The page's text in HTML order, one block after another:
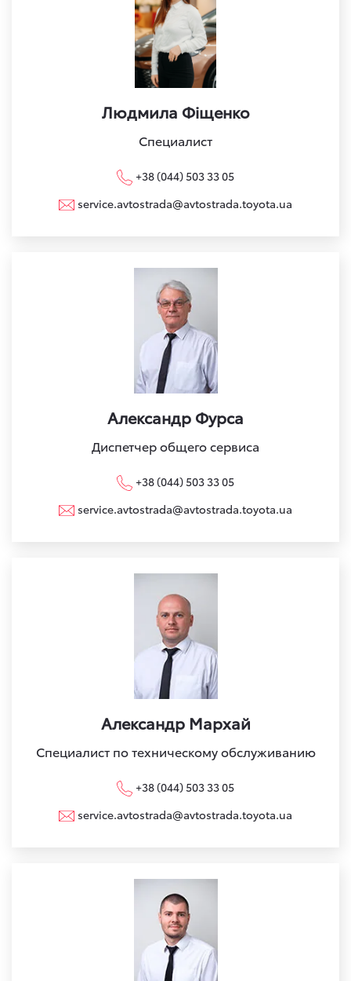
Людмила Фіщенко
Специалист
+38 (044) 503 33 05
service.avtostrada@avtostrada.toyota.ua
Александр Фурса
Диспетчер общего сервиса
+38 (044) 503 33 05
service.avtostrada@avtostrada.toyota.ua
Александр Мархай
Специалист по техническому обслуживанию
+38 (044) 503 33 05
service.avtostrada@avtostrada.toyota.ua